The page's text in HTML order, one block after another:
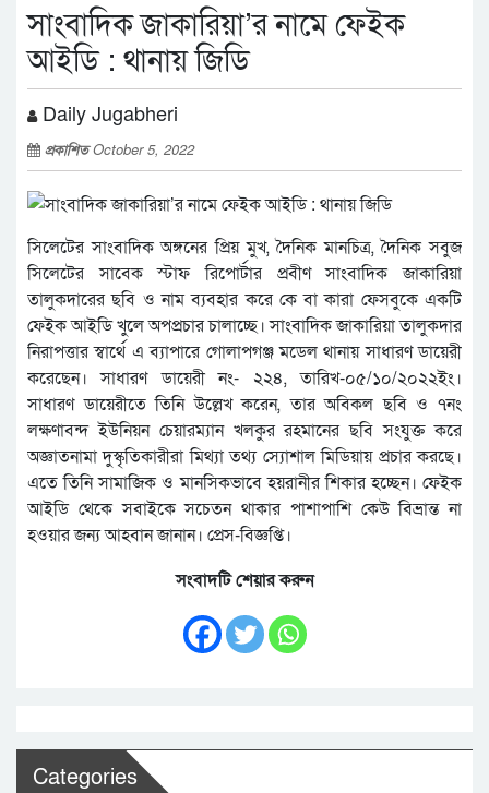
সাংবাদিক জাকারিয়া’র নামে ফেইক
আইডি : থানায় জিডি
Daily Jugabheri
প্রকাশিতOctober 5, 2022
সিলেটের সাংবাদিক অঙ্গনের প্রিয় মুখ, দৈনিক মানচিত্র, দৈনিক সবুজ
সিলেটের সাবেক স্টাফ রিপোর্টার প্রবীণ সাংবাদিক জাকারিয়া
তালুকদারের ছবি ও নাম ব্যবহার করে কে বা কারা ফেসবুকে একটি
ফেইক আইডি খুলে অপপ্রচার চালাচ্ছে। সাংবাদিক জাকারিয়া তালুকদার
নিরাপত্তার স্বার্থে এ ব্যাপারে গোলাপগঞ্জ মডেল থানায় সাধারণ ডায়েরী
করেছেন। সাধারণ ডায়েরী নং- ২২৪, তারিখ-০৫/১০/২০২২ইং।
সাধারণ ডায়েরীতে তিনি উল্লেখ করেন, তার অবিকল ছবি ও ৭নং
লক্ষণাবন্দ ইউনিয়ন চেয়ারম্যান খলকুর রহমানের ছবি সংযুক্ত করে
অজ্ঞাতনামা দুস্কৃতিকারীরা মিথ্যা তথ্য স্যোশাল মিডিয়ায় প্রচার করছে।
এতে তিনি সামাজিক ও মানসিকভাবে হয়রানীর শিকার হচ্ছেন। ফেইক
আইডি থেকে সবাইকে সচেতন থাকার পাশাপাশি কেউ বিভ্রান্ত না
হওয়ার জন্য আহবান জানান। প্রেস-বিজ্ঞপ্তি।
সংবাদটি শেয়ার করুন
Categories